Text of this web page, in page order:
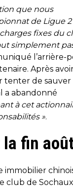
que nous
de Ligue
fixes du
simplement
l’arrière-
Après
tenter de sauver
a abandonné
à cet
».
la fin
immobilier
club de